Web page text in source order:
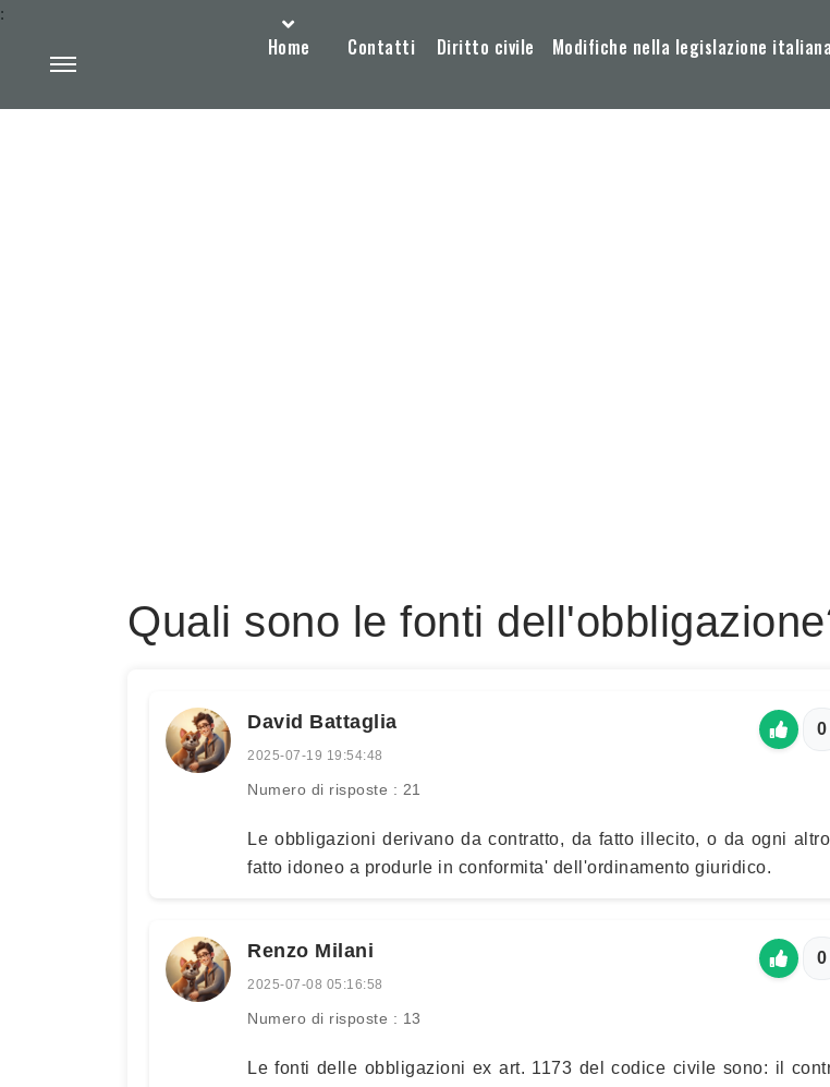
Home Contatti Diritto civile Modifiche nella legislazione italiana
:
Quali sono le fonti
David Battaglia
2025-07-19 19:54:48
Numero di risposte : 21
0
Le obbligazioni derivano da contratto, da fatto illecito, o da ogni
fatto idoneo a produrle in conformita' dell'ordinamento giuridico.
Renzo Milani
2025-07-08 05:16:58
Numero di risposte : 13
0
Le fonti delle obbligazioni ex art. 1173 del codice civile sono: il